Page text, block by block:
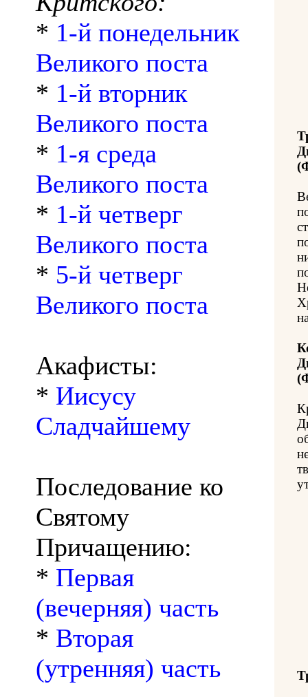
* 1-й понедельник
Великого поста
* 1-й вторник
Великого поста
* 1-я среда
Великого поста
* 1-й четверг
Великого поста
* 5-й четверг
Великого поста
Акафисты:
* Иисусу
Сладчайшему
Последование ко
Святому
Причащению:
* Первая
(вечерняя) часть
* Вторая
(утренняя) часть